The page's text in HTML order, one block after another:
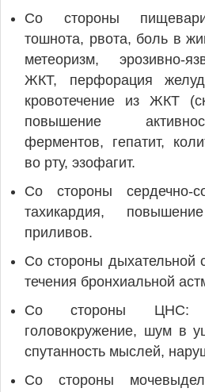
Со стороны
тошнота, рвота, боль в
метеоризм, эрозивно-
ЖКТ, перфорация
кровотечение из ЖКТ
повышение
ферментов, гепатит,
во рту, эзофагит.
Со стороны сердечно-
тахикардия,
приливов.
Со стороны дыхательной
течения бронхиальной
Со стороны ЦНС:
головокружение, шум в
спутанность мыслей,
Со стороны